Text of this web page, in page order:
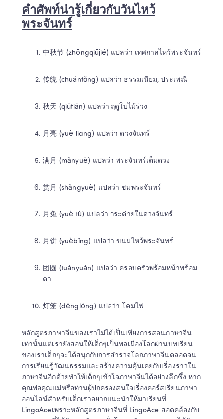
คำศัพท์น่ารู้เกี่ยวกับวันไหว้
พระจันทร์
传统 (chuántǒng) แปลว่า ธรรมเนียม, ประเพณี
秋天 (qiūtiān) แปลว่า ฤดูใบไม้ร่วง
月亮 (yuè liang) แปลว่า ดวงจันทร์
满月 (mǎnyuè) แปลว่า พระจันทร์เต็มดวง
赏月 (shǎngyuè) แปลว่า ชมพระจันทร์
月兔 (yuè tù) แปลว่า กระต่ายในดวงจันทร์
月饼 (yuèbǐng) แปลว่า ขนมไหว้พระจันทร์
团圆 (tuányuán) แปลว่า ครอบครัวพร้อมหน้าพร้อม
ตา
灯笼 (dēnglóng) แปลว่า โคมไฟ
หลักสูตรภาษาจีนของเราไม่ได้เป็นเพียงการสอนภาษาจีน
เท่านั้นแต่เรายังสอนให้เด็กๆเป็นพลเมืองโลกผ่านบทเรียน
ของเราเด็กๆจะได้สนุกกับการสํารวจโลกภาษาจีนตลอดจน
การเรียนรู้วัฒนธรรมและสร้างความคุ้นเคยกับเรื่องราวใน
ภาษาจีนอีกด้วยทำให้เด็กๆเข้าใจภาษาจีนได้อย่างลึกซึ้ง หาก
คุณพ่อคุณแม่หรือท่านผู้ปกครองสนใจเรื่องคอร์สเรียนภาษา
ออนไลน์สำหรับเด็กเราอยากแนะนำให้มาเรียนที่
LingoAceเพราะหลักสูตรภาษาจีนที่ LingoAce สอดคล้องกับ